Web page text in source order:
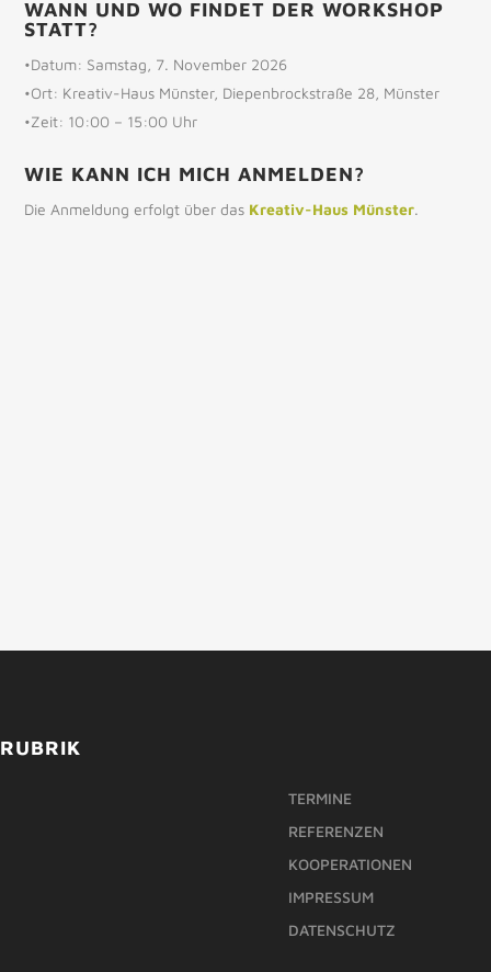
WANN UND WO FINDET DER WORKSHOP
STATT?
•Datum: Samstag, 7. November 2026
•Ort: Kreativ-Haus Münster, Diepenbrockstraße 28, Münster
•Zeit: 10:00 – 15:00 Uhr
WIE KANN ICH MICH ANMELDEN?
Die Anmeldung erfolgt über das Kreativ-Haus Münster.
RUBRIK
TERMINE
REFERENZEN
KOOPERATIONEN
IMPRESSUM
DATENSCHUTZ